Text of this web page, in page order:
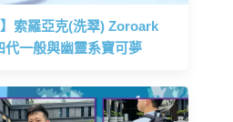
索羅亞克(洗翠) Zoroark
一般與幽靈系寶可夢